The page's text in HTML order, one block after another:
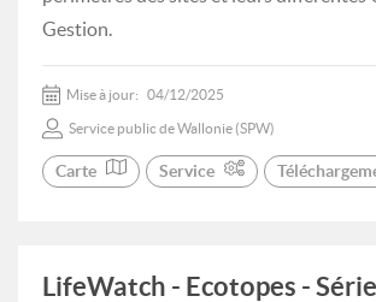
Gestion.
Mise à jour: 04/12/2025
Service public de Wallonie (SPW)
Carte Service
LifeWatch - Ecotopes - Série